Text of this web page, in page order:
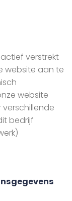
verstrekt
website aan te
website
bedrijf